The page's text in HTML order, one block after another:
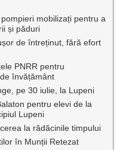
mobilizați pentru a
și păduri
de întreținut, fără efort
PNRR pentru
învățământ
pe 30 iulie, la Lupeni
pentru elevi de la
Lupeni
la rădăcinile timpului
în Munții Retezat